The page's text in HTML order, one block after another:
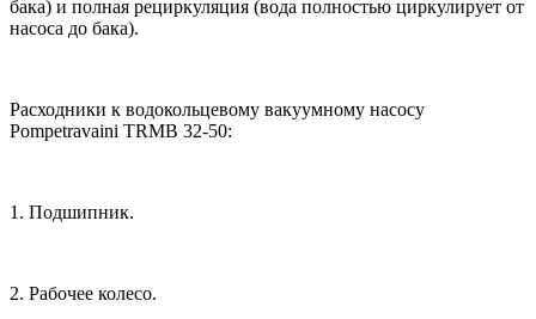
бака) и полная рециркуляция (вода полностью циркулирует от
насоса до бака).
Расходники к водокольцевому вакуумному насосу
Pompetravaini TRMB 32-50:
1. Подшипник.
2. Рабочее колесо.